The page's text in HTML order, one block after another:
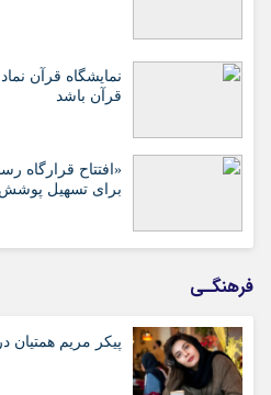
نمایشگاه قرآن
قرآن باشد
«افتتاح قرارگاه
برای تسهیل
فرهنگـی
پیکر مریم همتیان